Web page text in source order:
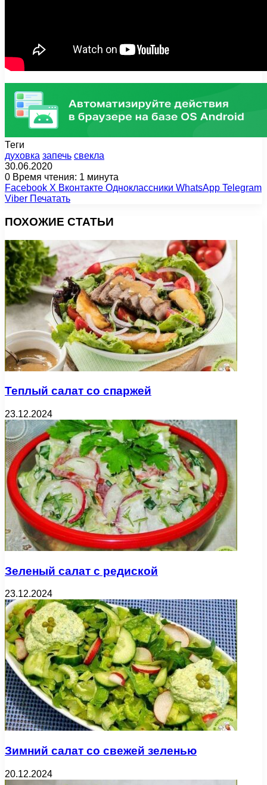
Теги
духовка запечь свекла
30.06.2020
0 Время чтения: 1 минута
Facebook X Вконтакте Одноклассники WhatsApp Telegram
Viber Печатать
ПОХОЖИЕ СТАТЬИ
Теплый салат со спаржей
23.12.2024
Зеленый салат с редиской
23.12.2024
Зимний салат со свежей зеленью
20.12.2024